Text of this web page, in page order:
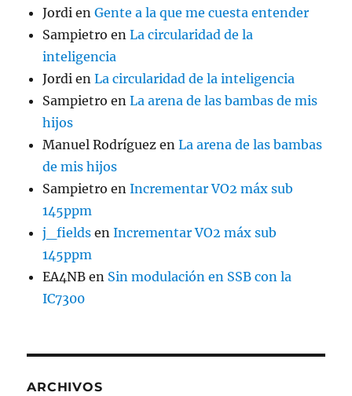
Jordi enGente a la que me cuesta entender
Sampietro enLa circularidad de la
inteligencia
Jordi enLa circularidad de la inteligencia
Sampietro enLa arena de las bambas de mis
hijos
Manuel Rodríguez enLa arena de las bambas
de mis hijos
Sampietro enIncrementar VO2 máx sub
145ppm
j_fields enIncrementar VO2 máx sub
145ppm
EA4NB en Sin modulación en SSB con la
IC7300
ARCHIVOS